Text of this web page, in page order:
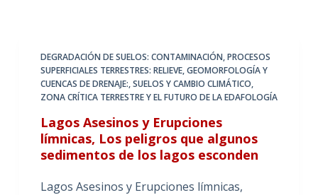
DEGRADACIÓN DE SUELOS: CONTAMINACIÓN,PROCESOS
SUPERFICIALES TERRESTRES: RELIEVE, GEOMORFOLOGÍA Y
CUENCAS DE DRENAJE:,SUELOS Y CAMBIO CLIMÁTICO,
ZONA CRÍTICA TERRESTRE Y EL FUTURO DE LA EDAFOLOGÍA
Lagos Asesinos y Erupciones
límnicas, Los peligros que algunos
sedimentos de los lagos esconden
Lagos Asesinos y Erupciones límnicas,